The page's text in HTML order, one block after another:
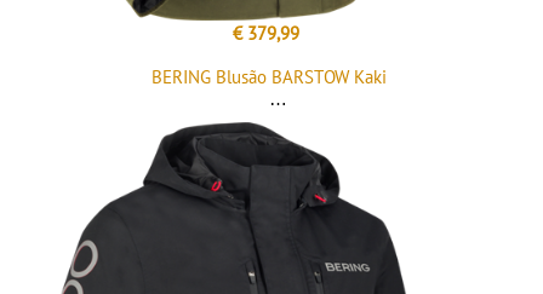
€ 379,99
BERING Blusão BARSTOW Kaki